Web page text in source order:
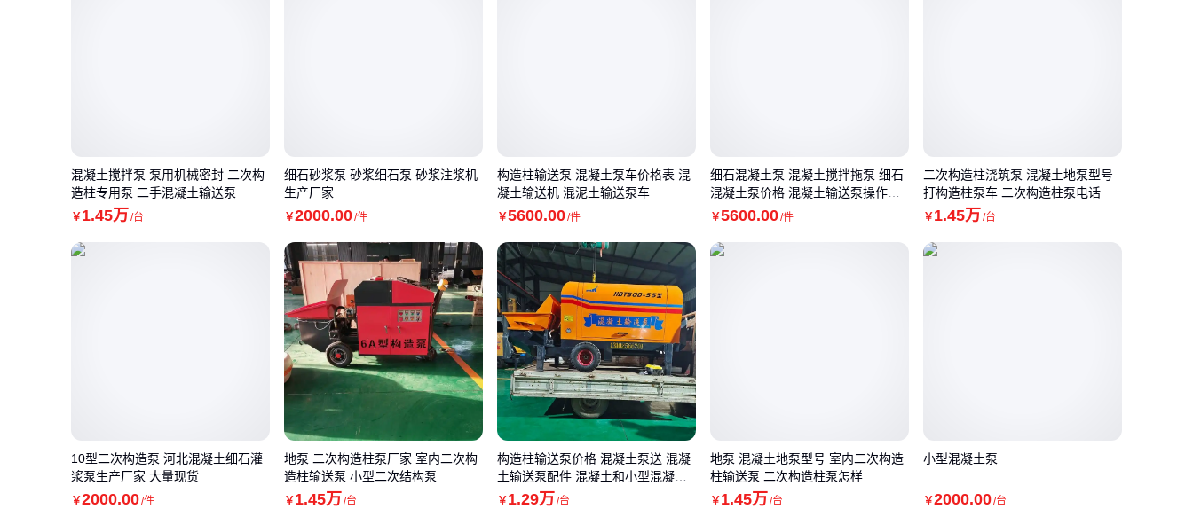
混凝土搅拌泵 泵用机械密封 二次构
造柱专用泵 二手混凝土输送泵
￥ 1.45万 /台
细石砂浆泵 砂浆细石泵 砂浆注浆机
生产厂家
￥2000.00/件
构造柱输送泵 混凝土泵车价格表 混
凝土输送机 混泥土输送泵车
￥5600.00/件
细石混凝土泵 混凝土搅拌拖泵 细石
混凝土泵价格 混凝土输送泵操作规
程
￥5600.00/件
二次构造柱浇筑泵 混凝土地泵型号
打构造柱泵车 二次构造柱泵电话
￥ 1.45万 /台
10型二次构造泵 河北混凝土细石灌
浆泵生产厂家 大量现货
￥2000.00/件
地泵 二次构造柱泵厂家 室内二次构
造柱输送泵 小型二次结构泵
￥ 1.45万 /台
构造柱输送泵价格 混凝土泵送 混凝
土输送泵配件 混凝土和小型混凝土
泵价格
￥ 1.29万 /台
地泵 混凝土地泵型号 室内二次构造
柱输送泵 二次构造柱泵怎样
￥ 1.45万 /台
小型混凝土泵
￥2000.00/台